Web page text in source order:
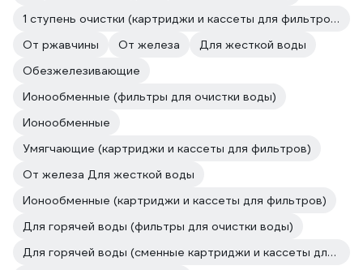
1 ступень очистки (картриджи и кассеты для фильтров)
От ржавчины
От железа
Для жесткой воды
Обезжелезивающие
Ионообменные (фильтры для очистки воды)
Ионообменные
Умягчающие (картриджи и кассеты для фильтров)
От железа Для жесткой воды
Ионообменные (картриджи и кассеты для фильтров)
Для горячей воды (фильтры для очистки воды)
Для горячей воды (сменные картриджи и кассеты для магистральных фильтров и проточных систем)